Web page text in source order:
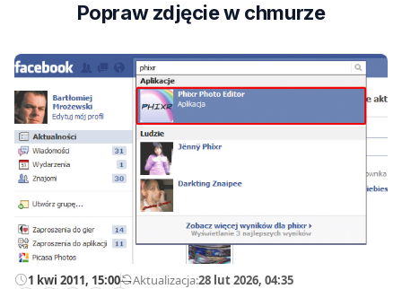
Popraw zdjęcie w chmurze
1 kwi 2011, 15:00—Aktualizacja:28 lut 2026, 04:35